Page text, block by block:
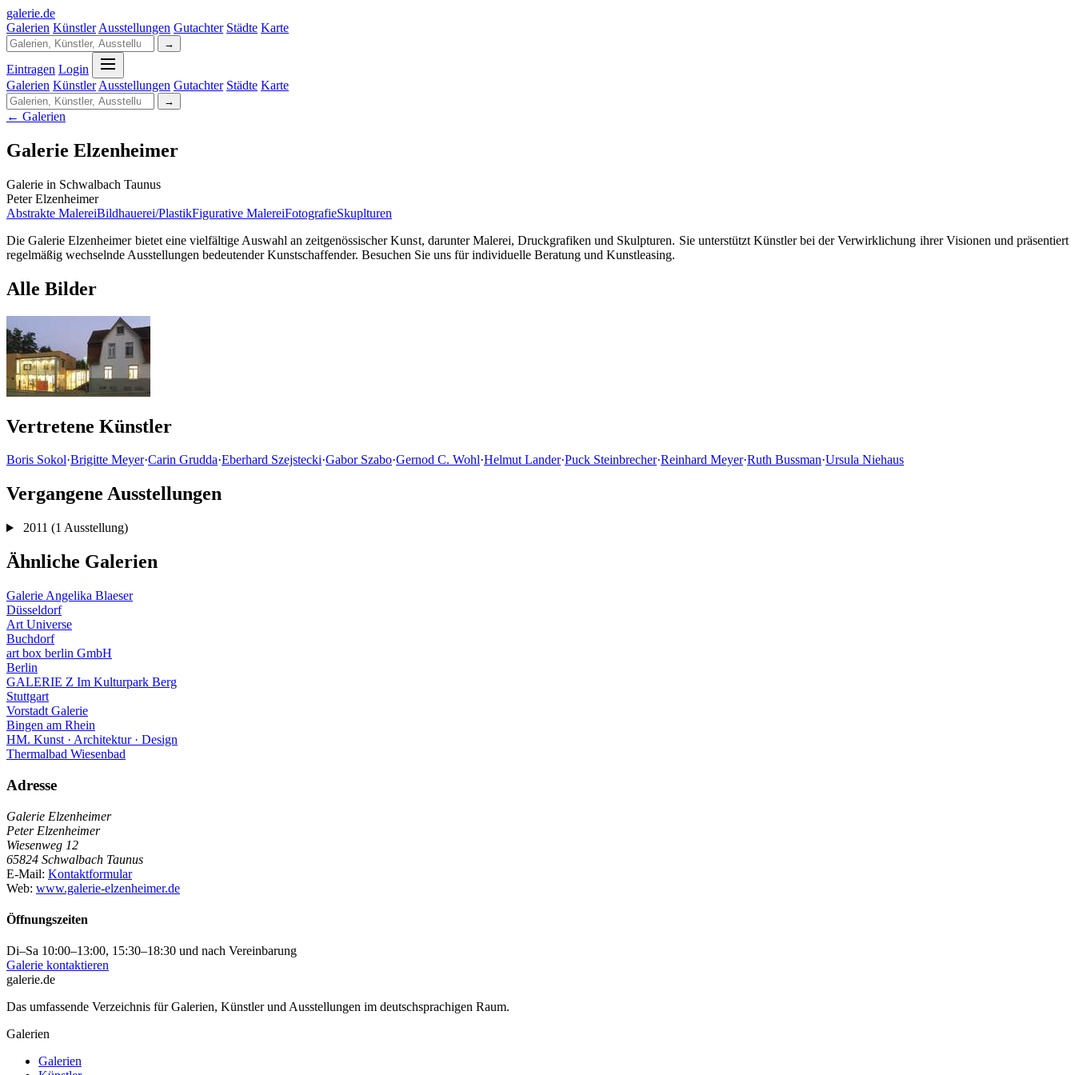
galerie.de
Galerien Künstler Ausstellungen Gutachter Städte Karte
→
Eintragen Login
Galerien Künstler Ausstellungen Gutachter Städte Karte
→
← Galerien
Galerie Elzenheimer
Galerie in Schwalbach Taunus
Peter Elzenheimer
Abstrakte MalereiBildhauerei/PlastikFigurative MalereiFotografieSkuplturen
Die Galerie Elzenheimer bietet eine vielfältige Auswahl an zeitgenössischer Kunst, darunter Malerei, Druckgrafiken und Skulpturen. Sie unterstützt Künstler bei der Verwirklichung ihrer Visionen und präsentiert
regelmäßig wechselnde Ausstellungen bedeutender Kunstschaffender. Besuchen Sie uns für individuelle Beratung und Kunstleasing.
Alle Bilder
Vertretene Künstler
Boris Sokol·Brigitte Meyer·Carin Grudda·Eberhard Szejstecki·Gabor Szabo·Gernod C. Wohl·Helmut Lander·Puck Steinbrecher·Reinhard Meyer·Ruth Bussman·Ursula Niehaus
Vergangene Ausstellungen
2011 (1 Ausstellung)
Ähnliche Galerien
Galerie Angelika Blaeser
Düsseldorf
Art Universe
Buchdorf
art box berlin GmbH
Berlin
GALERIE Z Im Kulturpark Berg
Stuttgart
Vorstadt Galerie
Bingen am Rhein
HM. Kunst · Architektur · Design
Thermalbad Wiesenbad
Adresse
Galerie Elzenheimer
Peter Elzenheimer
Wiesenweg 12
65824 Schwalbach Taunus
E-Mail: Kontaktformular
Web: www.galerie-elzenheimer.de
Öffnungszeiten
Di–Sa 10:00–13:00, 15:30–18:30 und nach Vereinbarung
Galerie kontaktieren
galerie.de
Das umfassende Verzeichnis für Galerien, Künstler und Ausstellungen im deutschsprachigen Raum.
Galerien
Galerien